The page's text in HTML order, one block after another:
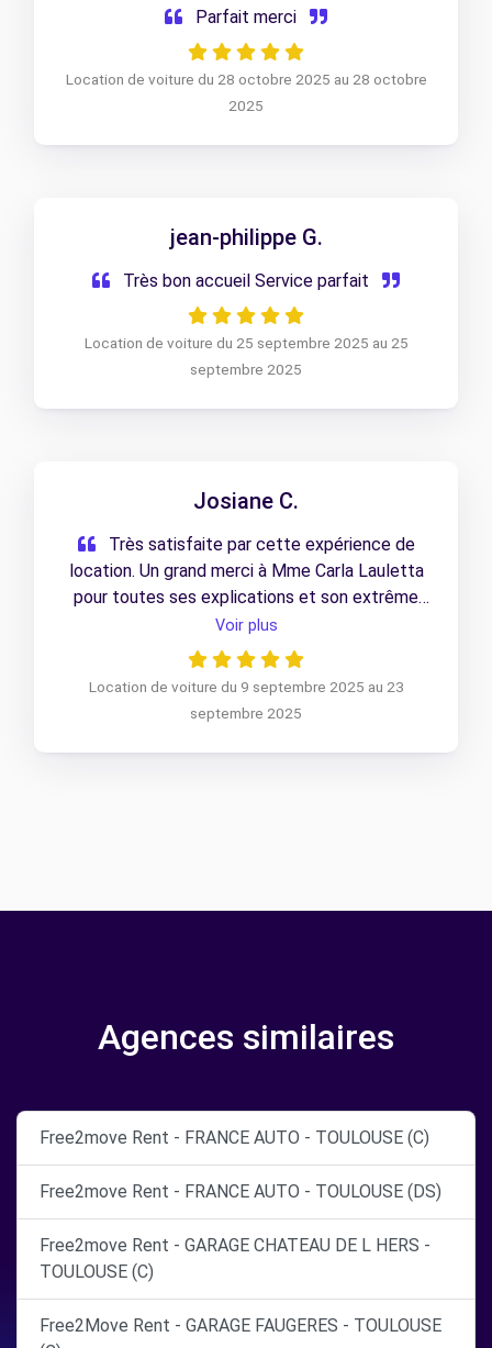
Parfait merci
Location de voiture du 28 octobre 2025 au 28 octobre
2025
jean-philippe G.
Très bon accueil Service parfait
Location de voiture du 25 septembre 2025 au 25
septembre 2025
Josiane C.
Très satisfaite par cette expérience de
location. Un grand merci à Mme Carla Lauletta
pour toutes ses explications et son extrême
gentillesse.
Voir plus
Location de voiture du 9 septembre 2025 au 23
septembre 2025
Agences similaires
Free2move Rent - FRANCE AUTO - TOULOUSE (C)
Free2move Rent - FRANCE AUTO - TOULOUSE (DS)
Free2move Rent - GARAGE CHATEAU DE L HERS -
TOULOUSE (C)
Free2Move Rent - GARAGE FAUGERES - TOULOUSE